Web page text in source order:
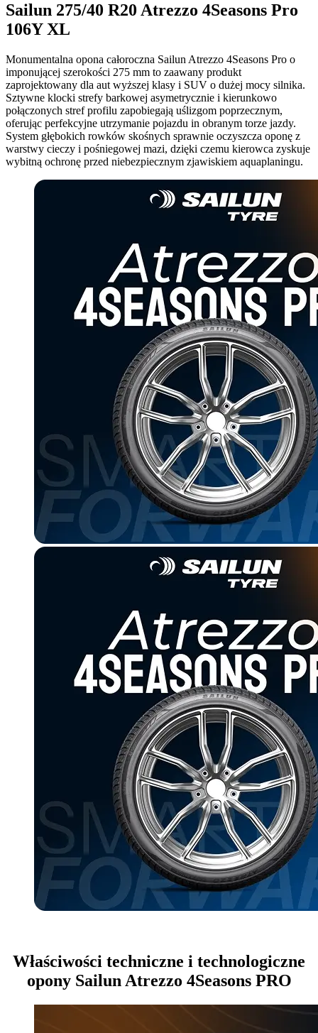
Sailun 275/40 R20 Atrezzo 4Seasons Pro
106Y XL
Monumentalna opona całoroczna Sailun Atrezzo 4Seasons Pro o
imponującej szerokości 275 mm to zaawany produkt
zaprojektowany dla aut wyższej klasy i SUV o dużej mocy silnika.
Sztywne klocki strefy barkowej asymetrycznie i kierunkowo
połączonych stref profilu zapobiegają uślizgom poprzecznym,
oferując perfekcyjne utrzymanie pojazdu in obranym torze jazdy.
System głębokich rowków skośnych sprawnie oczyszcza oponę z
warstwy cieczy i pośniegowej mazi, dzięki czemu kierowca zyskuje
wybitną ochronę przed niebezpiecznym zjawiskiem aquaplaningu.
Właściwości techniczne i technologiczne
opony Sailun Atrezzo 4Seasons PRO